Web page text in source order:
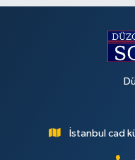
İstanbul cad